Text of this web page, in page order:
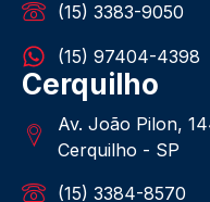
(15) 3383-9050
(15) 97404-4398
Cerquilho
Av. João Pilon,
Cerquilho - SP
(15) 3384-8570